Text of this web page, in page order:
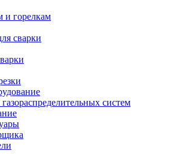
и горелкам
сварки
систем